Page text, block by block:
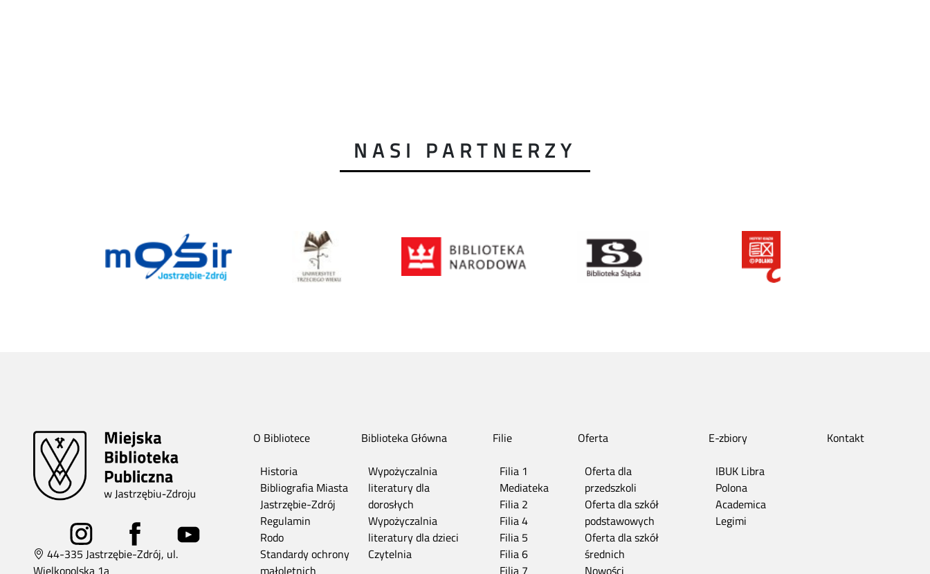
NASI PARTNERZY
44-335 Jastrzębie-Zdrój, ul.
Wielkopolska 1a
O Bibliotece
Historia
Bibliografia Miasta
Jastrzębie-Zdrój
Regulamin
Rodo
Standardy ochrony
małoletnich
Biblioteka Główna
Wypożyczalnia
literatury dla
dorosłych
Wypożyczalnia
literatury dla dzieci
Czytelnia
Filie
Filia 1
Mediateka
Filia 2
Filia 4
Filia 5
Filia 6
Filia 7
Oferta
Oferta dla
przedszkoli
Oferta dla szkół
podstawowych
Oferta dla szkół
średnich
Nowości
E-zbiory
IBUK Libra
Polona
Academica
Legimi
Kontakt